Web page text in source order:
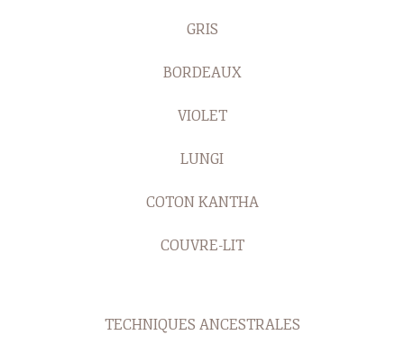
GRIS
BORDEAUX
VIOLET
LUNGI
COTON KANTHA
COUVRE-LIT
TECHNIQUES ANCESTRALES